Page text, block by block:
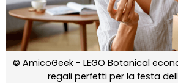
© AmicoGeek - LEGO Botanical
regali perfetti per la festa